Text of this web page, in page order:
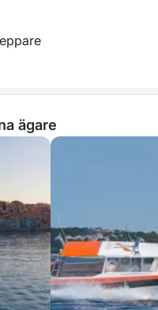
kustens skönhet.
perfekta privata
ägare